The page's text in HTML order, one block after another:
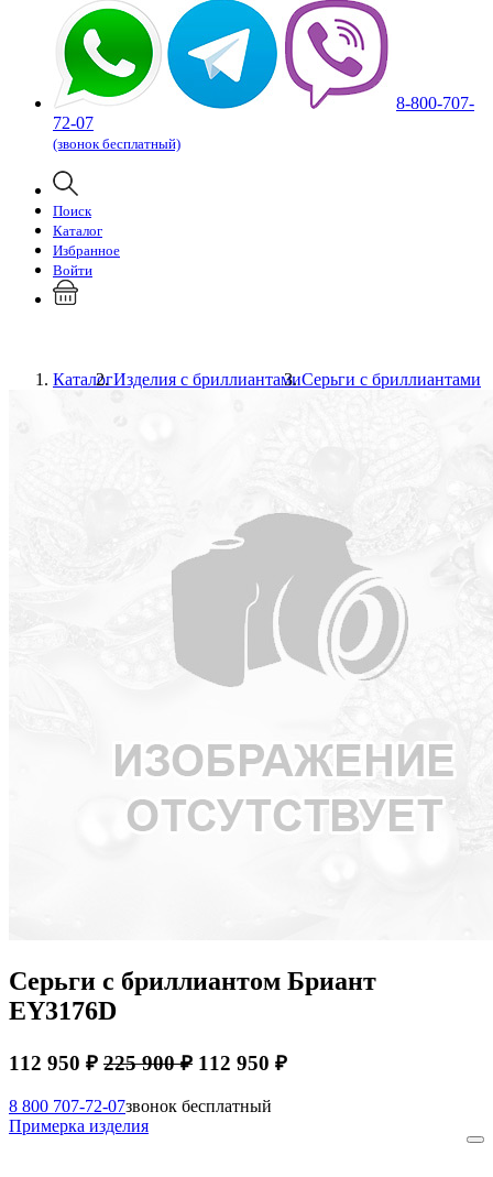
8-800-707-
72-07
(звонок бесплатный)
Поиск
Каталог
Избранное
Войти
КаталогИзделия с бриллиантамиСерьги с бриллиантами
Серьги с бриллиантом Бриант
EY3176D
112 950 ₽ 225 900 ₽ 112 950 ₽
8 800 707-72-07звонок бесплатный
Примерка изделия